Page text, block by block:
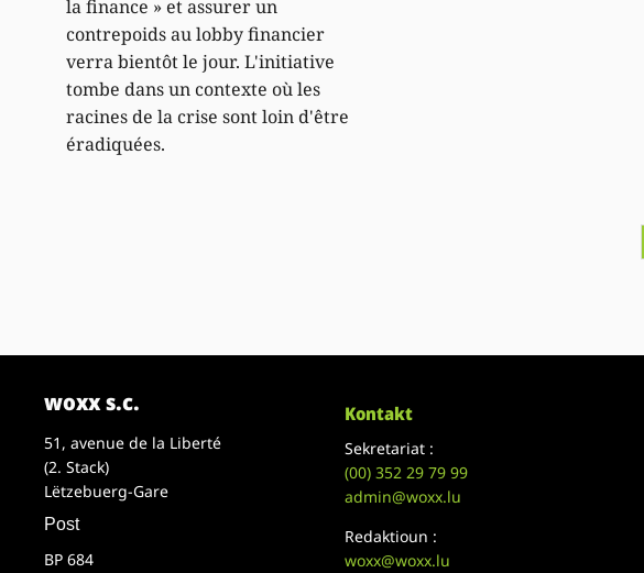
la finance » et assurer un
contrepoids au lobby financier
verra bientôt le jour. L'initiative
tombe dans un contexte où les
racines de la crise sont loin d'être
éradiquées.
woxx s.c.
51, avenue de la Liberté
(2. Stack)
Lëtzebuerg-Gare
Post
BP 684
Kontakt
Sekretariat :
(00)352 29 79 99
admin@woxx.lu
Redaktioun :
woxx@woxx.lu